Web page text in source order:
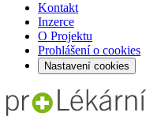
Kontakt
Inzerce
O Projektu
Prohlášení o cookies
Nastavení cookies